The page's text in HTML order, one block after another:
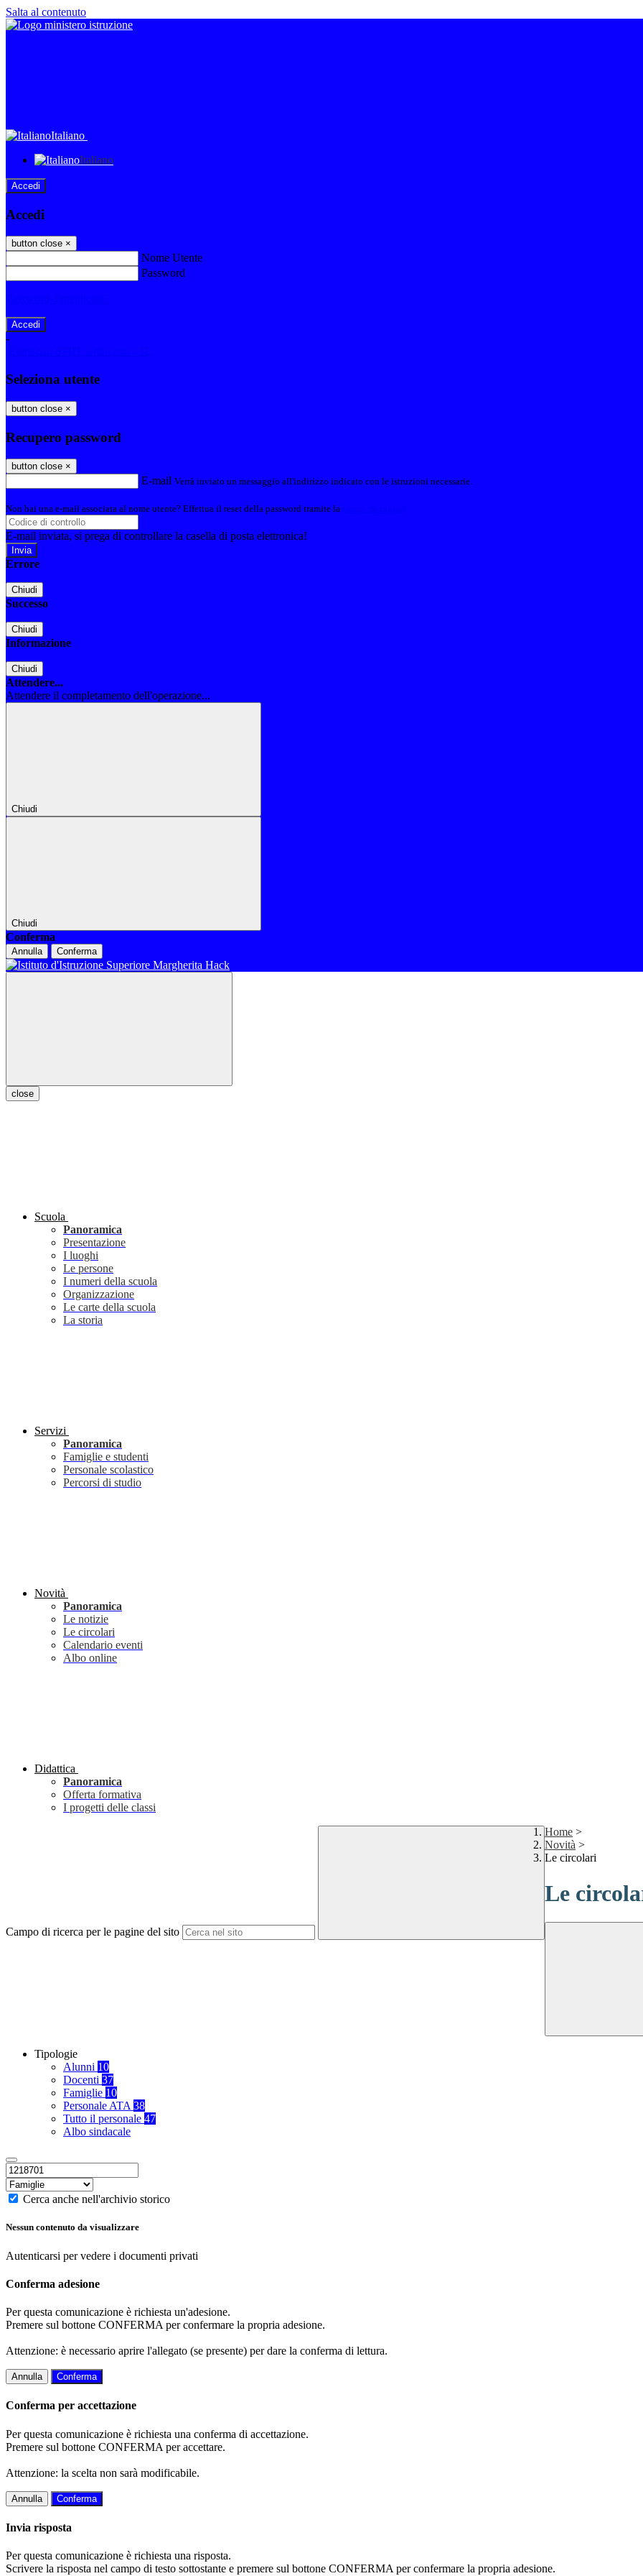
Salta al contenuto
Italiano
Italiano
Accedi
Accedi
button close ×
Nome Utente
Password
-
Seleziona utente
button close ×
Recupero password
button close ×
E-mail Verrà inviato un messaggio all'indirizzo indicato con le istruzioni necessarie.
Non hai una e-mail associata al nome utente? Effettua il reset della password tramite la
E-mail inviata, si prega di controllare la casella di posta elettronica!
Errore
Chiudi
Successo
Chiudi
Informazione
Chiudi
Attendere...
Attendere il completamento dell'operazione...
Chiudi
Chiudi
Conferma
Annulla Conferma
close
Scuola
Panoramica
Presentazione
I luoghi
Le persone
I numeri della scuola
Organizzazione
Le carte della scuola
La storia
Servizi
Panoramica
Famiglie e studenti
Personale scolastico
Percorsi di studio
Novità
Panoramica
Le notizie
Le circolari
Calendario eventi
Albo online
Didattica
Panoramica
Offerta formativa
I progetti delle classi
Campo di ricerca per le pagine del sito
Home >
Novità >
Le circolari
Le
Tipologie
Alunni 10
Docenti 37
Famiglie 10
Personale ATA 38
Tutto il personale 47
Albo sindacale
Cerca anche nell'archivio storico
Nessun contenuto da visualizzare
Autenticarsi per vedere i documenti privati
Conferma adesione
Per questa comunicazione è richiesta un'adesione.
Premere sul bottone CONFERMA per confermare la propria adesione.
Attenzione: è necessario aprire l'allegato (se presente) per dare la conferma di lettura.
Annulla Conferma
Conferma per accettazione
Per questa comunicazione è richiesta una conferma di accettazione.
Premere sul bottone CONFERMA per accettare.
Attenzione: la scelta non sarà modificabile.
Annulla Conferma
Invia risposta
Per questa comunicazione è richiesta una risposta.
Scrivere la risposta nel campo di testo sottostante e premere sul bottone CONFERMA per confermare la propria adesione.